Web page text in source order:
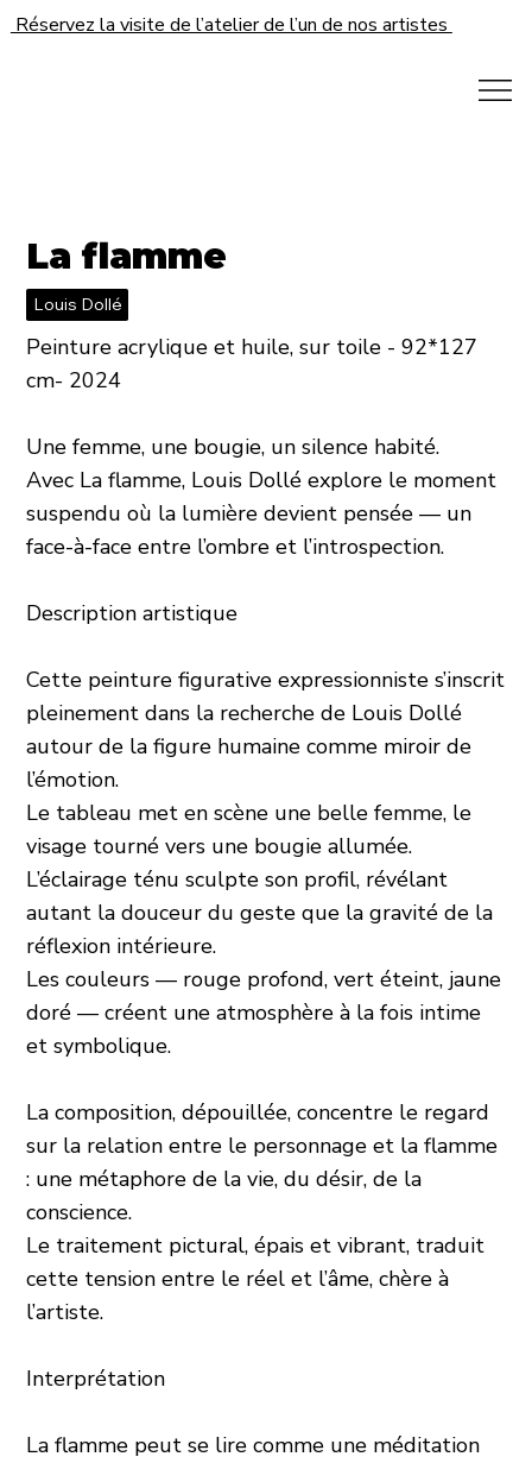
Réservez la visite de l’atelier de l’un de nos artistes
La flamme
Louis Dollé
Peinture acrylique et huile, sur toile - 92*127
cm- 2024
Une femme, une bougie, un silence habité.
Avec La flamme, Louis Dollé explore le moment
suspendu où la lumière devient pensée — un
face-à-face entre l’ombre et l’introspection.
Description artistique
Cette peinture figurative expressionniste s’inscrit
pleinement dans la recherche de Louis Dollé
autour de la figure humaine comme miroir de
l’émotion.
Le tableau met en scène une belle femme, le
visage tourné vers une bougie allumée.
L’éclairage ténu sculpte son profil, révélant
autant la douceur du geste que la gravité de la
réflexion intérieure.
Les couleurs — rouge profond, vert éteint, jaune
doré — créent une atmosphère à la fois intime
et symbolique.
La composition, dépouillée, concentre le regard
sur la relation entre le personnage et la flamme
: une métaphore de la vie, du désir, de la
conscience.
Le traitement pictural, épais et vibrant, traduit
cette tension entre le réel et l’âme, chère à
l’artiste.
Interprétation
La flamme peut se lire comme une méditation